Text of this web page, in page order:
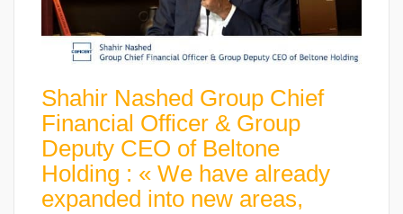
Shahir Nashed Group Chief
Financial Officer & Group
Deputy CEO of Beltone
Holding : « We have already
expanded into new areas,